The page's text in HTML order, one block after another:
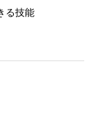
る技能